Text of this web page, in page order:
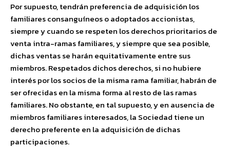
Por supuesto, tendrán preferencia de adquisición los
familiares consanguíneos o adoptados accionistas,
siempre y cuando se respeten los derechos prioritarios de
venta intra-ramas familiares, y siempre que sea posible,
dichas ventas se harán equitativamente entre sus
miembros. Respetados dichos derechos, si no hubiere
interés por los socios de la misma rama familiar, habrán de
ser ofrecidas en la misma forma al resto de las ramas
familiares. No obstante, en tal supuesto, y en ausencia de
miembros familiares interesados, la Sociedad tiene un
derecho preferente en la adquisición de dichas
participaciones.